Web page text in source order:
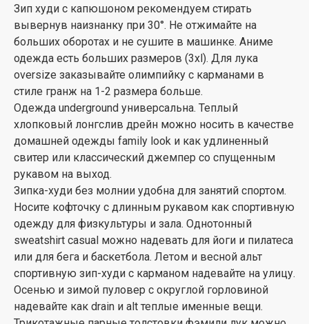
Зип худи с капюшоном рекомендуем стирать
вывернув наизнанку при 30°. Не отжимайте на
больших оборотах и не сушите в машинке. Аниме
одежда есть больших размеров (3xl). Для лука
oversize заказывайте олимпийку с карманами в
стиле гранж на 1-2 размера больше.
Одежда underground универсальна. Теплый
хлопковый лонгслив дрейн можно носить в качестве
домашней одежды family look и как удлиненный
свитер или классический джемпер со спущенным
рукавом на выход.
Зипка-худи без молнии удобна для занятий спортом.
Носите кофточку с длинным рукавом как спортивную
одежду для физкультуры и зала. Однотонный
sweatshirt casual можно надевать для йоги и пилатеса
или для бега и баскетбола. Летом и весной альт
спортивную зип-худи с карманом надевайте на улицу.
Осенью и зимой пуловер с округлой горловиной
надевайте как drain и alt теплые именные вещи.